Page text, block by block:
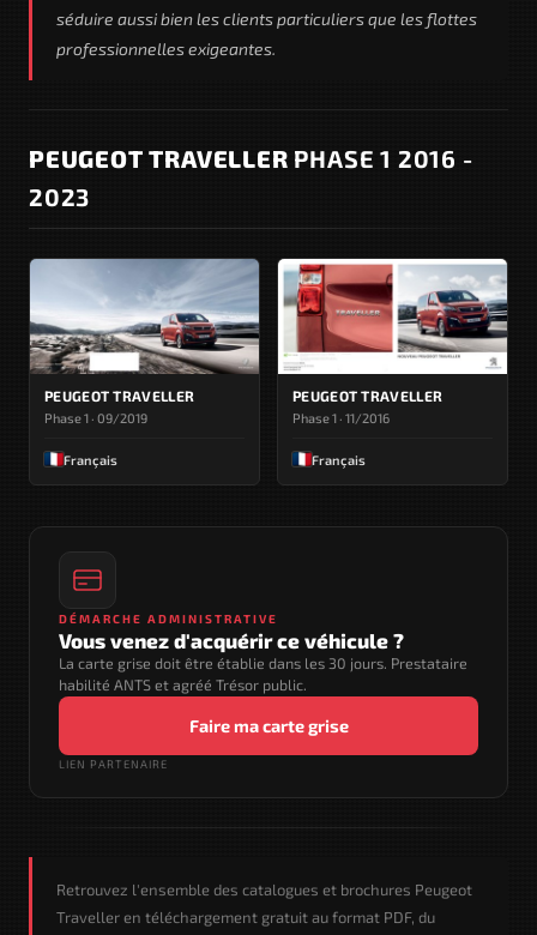
séduire aussi bien les clients particuliers que les flottes
professionnelles exigeantes.
PEUGEOT TRAVELLER PHASE 1 2016 -
2023
PEUGEOT TRAVELLER
Phase 1 · 09/2019
Français
PEUGEOT TRAVELLER
Phase 1 · 11/2016
Français
DÉMARCHE ADMINISTRATIVE
Vous venez d'acquérir ce véhicule ?
La carte grise doit être établie dans les 30 jours. Prestataire
habilité ANTS et agréé Trésor public.
Faire ma carte grise
LIEN PARTENAIRE
Retrouvez l'ensemble des catalogues et brochures Peugeot
Traveller en téléchargement gratuit au format PDF, du